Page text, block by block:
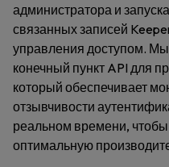
администратора и
связанных записей
управления доступом.
конечный пункт API для
который обеспечивает
отзывчивости
реальном времени,
оптимальную